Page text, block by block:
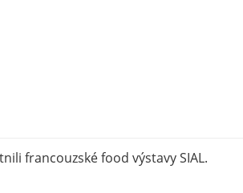
francouzské food výstavy SIAL.